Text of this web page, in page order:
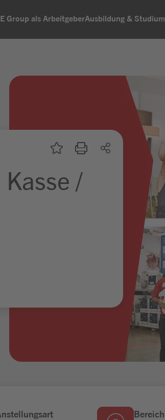
Group als ArbeitgeberAusbildung & Studium
/
Bereich